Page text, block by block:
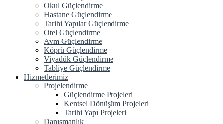
Okul Güçlendirme
Hastane Güçlendirme
Tarihi Yapılar Güçlendirme
Otel Güçlendirme
Avm Güçlendirme
Köprü Güçlendirme
Viyadük Güçlendirme
Tabliye Güçlendirme
Hizmetlerimiz
Projelendirme
Güçlendirme Projeleri
Kentsel Dönüşüm Projeleri
Tarihi Yapı Projeleri
Danışmanlık